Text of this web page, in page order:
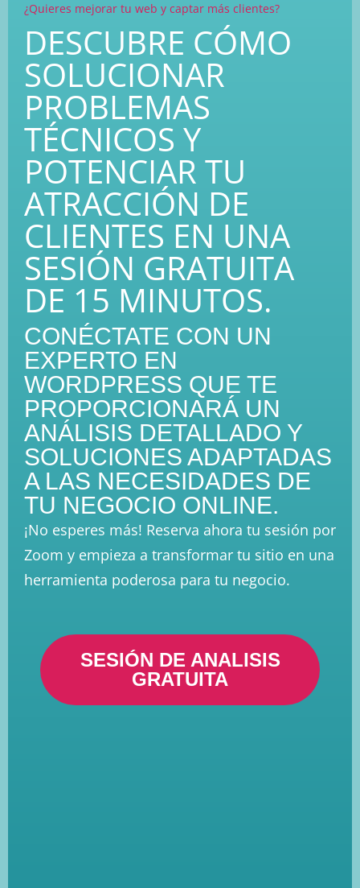
¿Quieres mejorar tu web y captar más clientes?
DESCUBRE CÓMO
SOLUCIONAR
PROBLEMAS
TÉCNICOS Y
POTENCIAR TU
ATRACCIÓN DE
CLIENTES EN UNA
SESIÓN GRATUITA
DE 15 MINUTOS.
CONÉCTATE CON UN
EXPERTO EN
WORDPRESS QUE TE
PROPORCIONARÁ UN
ANÁLISIS DETALLADO Y
SOLUCIONES ADAPTADAS
A LAS NECESIDADES DE
TU NEGOCIO ONLINE.
¡No esperes más! Reserva ahora tu sesión por
Zoom y empieza a transformar tu sitio en una
herramienta poderosa para tu negocio.
SESIÓN DE ANALISIS
GRATUITA